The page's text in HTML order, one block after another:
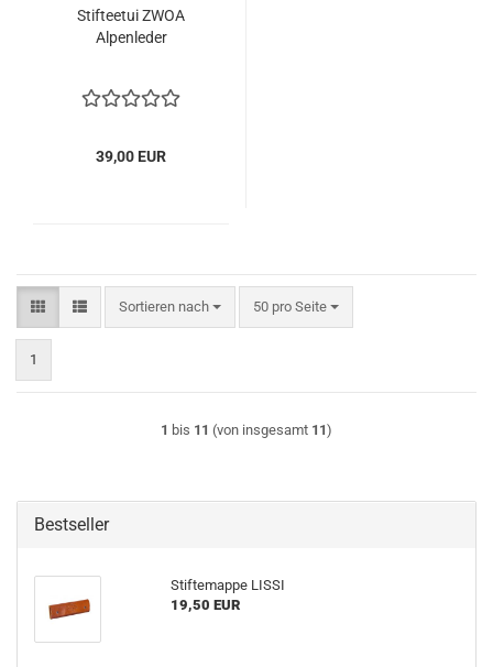
Stifteetui ZWOA
Alpenleder
39,00 EUR
Sortieren nach
Sortieren nach 50 pro Seite
pro Seite
1
1 bis 11 (von insgesamt 11)
Bestseller
Stiftemappe LISSI
19,50 EUR